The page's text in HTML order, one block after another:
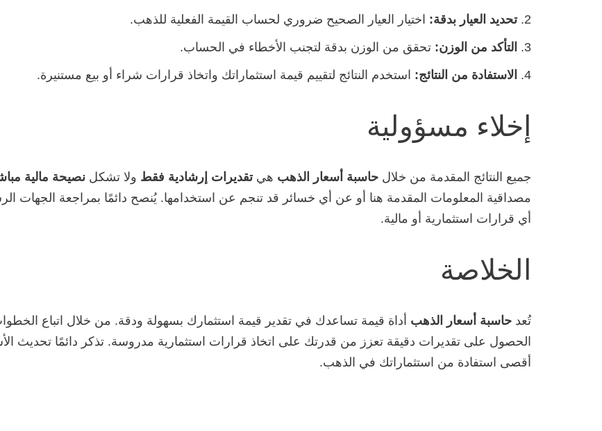
تحديد العيار بدقة: اختيار العيار الصحيح ضروري لحساب القيمة الفعلية للذهب.
التأكد من الوزن: تحقق من الوزن بدقة لتجنب الأخطاء في الحساب.
الاستفادة من النتائج: استخدم النتائج لتقييم قيمة استثماراتك واتخاذ قرارات شراء أو بيع مستنيرة.
إخلاء مسؤولية
جميع النتائج المقدمة من خلال حاسبة أسعار الذهب هيتقديرات إرشادية فقط ولا تشكل نصيحة مالية
مصداقية المعلومات المقدمة هنا أو عن أي خسائر قد تنجم عن استخدامها. يُنصح دائمًا بمراجعة الجهات
أي قرارات استثمارية أو مالية.
الخلاصة
تُعد حاسبة أسعار الذهب أداة قيمة تساعدك في تقدير قيمة استثمارك بسهولة ودقة. من خلال اتباع
الحصول على تقديرات دقيقة تعزز من قدرتك على اتخاذ قرارات استثمارية مدروسة. تذكر دائمًا تحديث
أقصى استفادة من استثماراتك في الذهب.